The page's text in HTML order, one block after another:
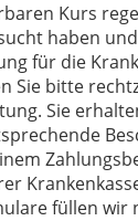
Kurs
haben
für die
Sie bitte
Sie
füllen wir